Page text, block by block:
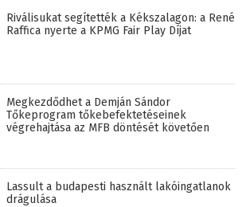
Riválisukat segítették a Kékszalagon: a René
Raffica nyerte a KPMG Fair Play Díjat
Megkezdődhet a Demján Sándor
Tőkeprogram tőkebefektetéseinek
végrehajtása az MFB döntését követően
Lassult a budapesti használt lakóingatlanok
drágulása